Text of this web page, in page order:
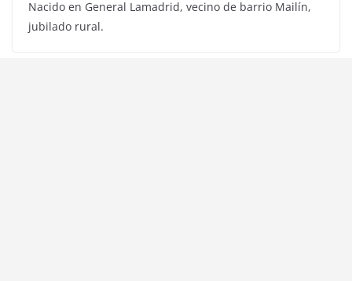
Nacido en General Lamadrid, vecino de barrio Mailín,
jubilado rural.